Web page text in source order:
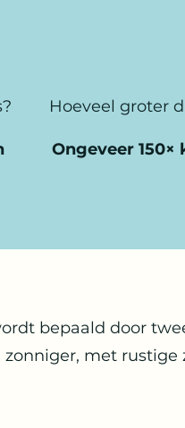
Hoeveel groter
Ongeveer 150×
bepaald door
met rustige